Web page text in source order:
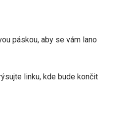
páskou, aby se vám lano
linku, kde bude končit